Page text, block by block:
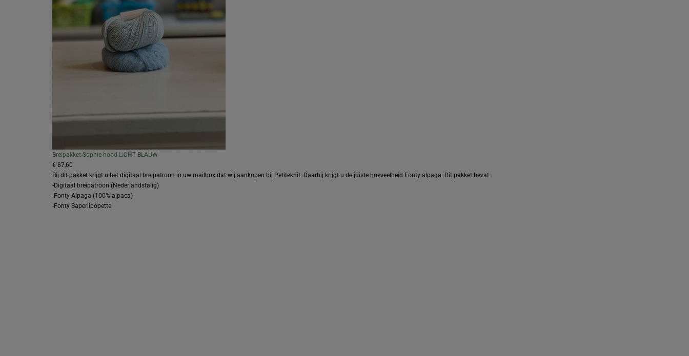
Breipakket Sophie hood LICHT BLAUW
€ 87,60
Bij dit pakket krijgt u het digitaal breipatroon in uw mailbox dat wij aankopen bij Petiteknit. Daarbij krijgt u de juiste hoeveelheid Fonty alpaga. Dit pakket bevat
-Digitaal breipatroon (Nederlandstalig)
-Fonty Alpaga (100% alpaca)
-Fonty Saperlipopette